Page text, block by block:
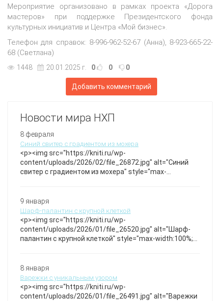
Мероприятие организовано в рамках проекта
«Дорога
мастеров» при поддержке Президентского фонда
культурных инициатив и Центра «Мой бизнес».
Телефон для справок: 8-996-962-52-67 (Анна), 8-923-665-22-
68 (Светлана)
1448 20.01.2025 г. 0 0 0
Добавить комментарий
Новости мира НХП
8 февраля
Синий свитер с градиентом из мохера
<p><img src="https://kniti.ru/wp-
content/uploads/2026/02/file_26872.jpg" alt="Синий
свитер с градиентом из мохера" style="max-
от насыщенного синего к меланжевому низу и
манжетам, создавая уютный и стильный образ.
Джемпер
9 января
Шарф-палантин с крупной клеткой
<p><img src="https://kniti.ru/wp-
content/uploads/2026/01/file_26520.jpg" alt="Шарф-
палантин с крупной клеткой" style="max-width:100%;
спокойных природных тонах. Идеален для создания
уютного образа и защиты от прохлады, сочетает в
себе стиль и комфорт. Шарф/палантин
8 января
Варежки с уникальным узором
<p><img src="https://kniti.ru/wp-
content/uploads/2026/01/file_26491.jpg" alt="Варежки